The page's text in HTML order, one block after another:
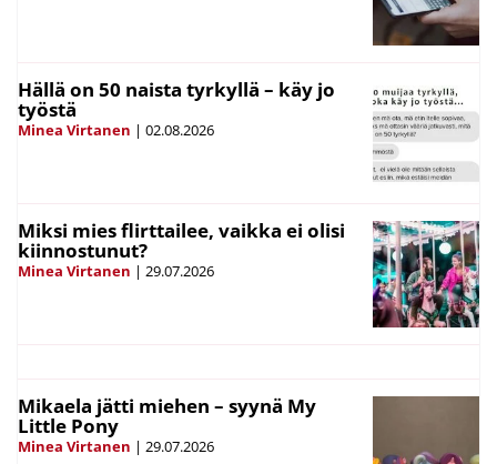
Hällä on 50 naista tyrkyllä – käy jo
työstä
Minea Virtanen | 02.08.2026
Miksi mies flirttailee, vaikka ei olisi
kiinnostunut?
Minea Virtanen | 29.07.2026
Mikaela jätti miehen – syynä My
Little Pony
Minea Virtanen | 29.07.2026